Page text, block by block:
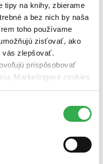
tipy na knihy, zbierame
a bez nich by naša
toho používame
zisťovať, ako
vás zlepšovať.
prispôsobovať
Marketingové cookies
reklamy.
všetky tieto
väzba1